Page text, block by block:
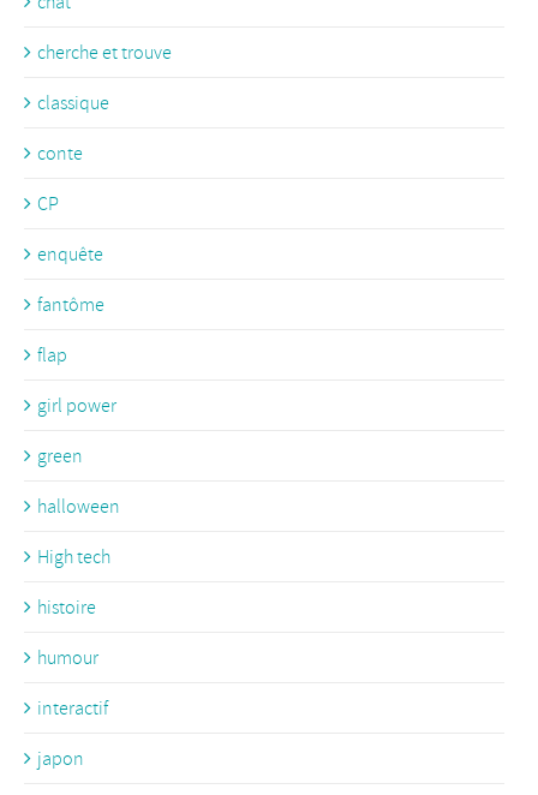
cherche et trouve
classique
conte
CP
enquête
fantôme
flap
girl power
green
halloween
High tech
histoire
humour
interactif
japon